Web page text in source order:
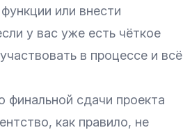
или внести
у вас уже есть чёткое
в процессе и всё
сдачи проекта
как правило, не